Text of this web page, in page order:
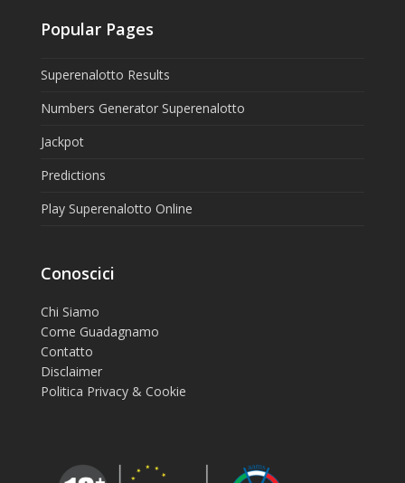
Popular Pages
Superenalotto Results
Numbers Generator Superenalotto
Jackpot
Predictions
Play Superenalotto Online
Conoscici
Chi Siamo
Come Guadagnamo
Contatto
Disclaimer
Politica Privacy & Cookie